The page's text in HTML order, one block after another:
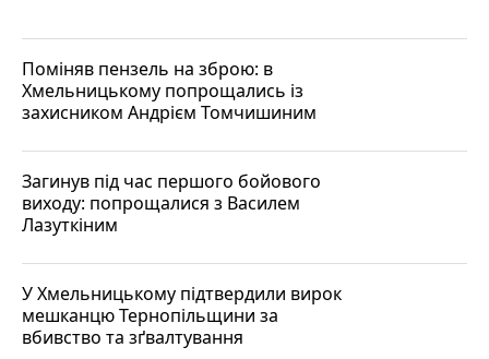
Поміняв пензель на зброю: в
Хмельницькому попрощались із
захисником Андрієм Томчишиним
Загинув під час першого бойового
виходу: попрощалися з Василем
Лазуткіним
У Хмельницькому підтвердили вирок
мешканцю Тернопільщини за
вбивство та зґвалтування